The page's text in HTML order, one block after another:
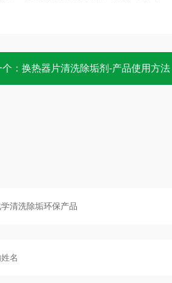
个： 换热器片清洗除垢剂-产品使用方法